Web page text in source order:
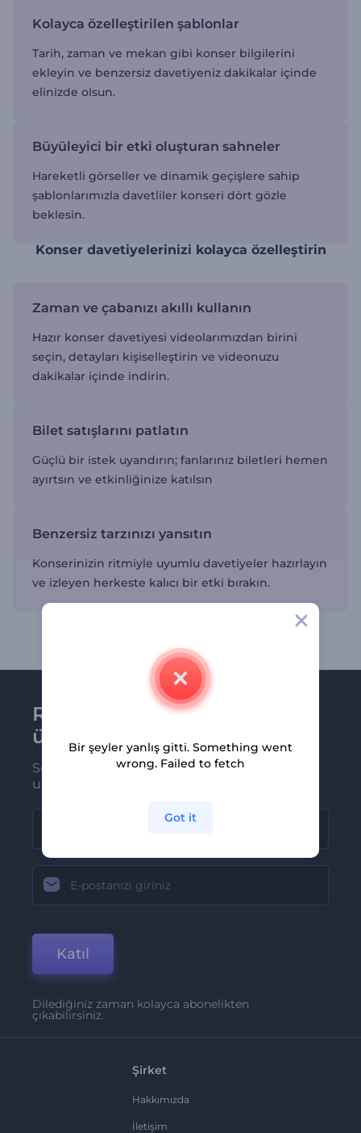
Kolayca özelleştirilen şablonlar
Tarih, zaman ve mekan gibi konser bilgilerini
ekleyin ve benzersiz davetiyeniz dakikalar içinde
elinizde olsun.
Büyüleyici bir etki oluşturan sahneler
Hareketli görseller ve dinamik geçişlere sahip
şablonlarımızla davetliler konseri dört gözle
beklesin.
Konser davetiyelerinizi kolayca özelleştirin
Zaman ve çabanızı akıllı kullanın
Hazır konser davetiyesi videolarımızdan birini
seçin, detayları kişiselleştirin ve videonuzu
dakikalar içinde indirin.
Bilet satışlarını patlatın
Güçlü bir istek uyandırın; fanlarınız biletleri hemen
ayırtsın ve etkinliğinize katılsın
Benzersiz tarzınızı yansıtın
Konserinizin ritmiyle uyumlu davetiyeler hazırlayın
ve izleyen herkeste kalıcı bir etki bırakın.
Renderforest bültenine
üye olun
Son haber ve tekliflerimiz ilk olarak size
ulaşsın
Katıl
Dilediğiniz zaman kolayca abonelikten
çıkabilirsiniz.
Şirket
Hakkımızda
İletişim
Bir şeyler yanlış gitti. Something went
wrong. Failed to fetch
Got it